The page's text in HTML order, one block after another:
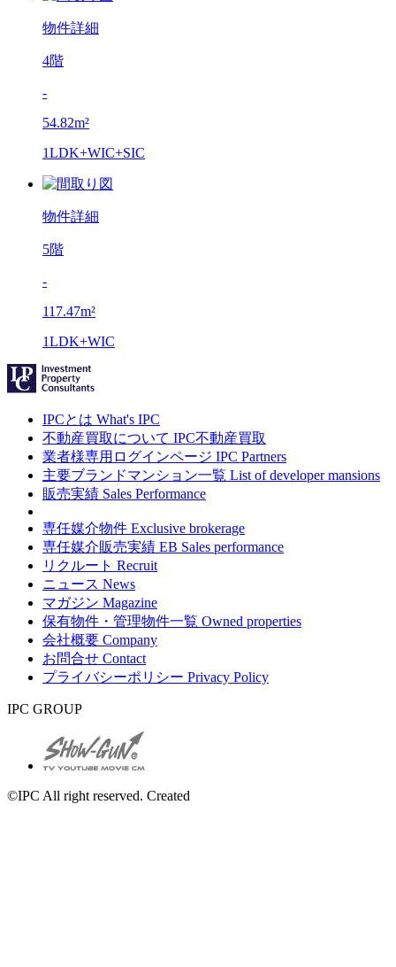
物件詳細
4階
-
54.82m²
1LDK+WIC+SIC
物件詳細
5階
-
117.47m²
1LDK+WIC
IPCとは What's IPC
不動産買取について IPC不動産買取
業者様専用ログインページ IPC Partners
主要ブランドマンション一覧 List of developer mansions
販売実績 Sales Performance
専任媒介物件 Exclusive brokerage
専任媒介販売実績 EB Sales performance
リクルート Recruit
ニュース News
マガジン Magazine
保有物件・管理物件一覧 Owned properties
会社概要 Company
お問合せ Contact
プライバシーポリシー Privacy Policy
IPC GROUP
©IPC All right reserved. Created